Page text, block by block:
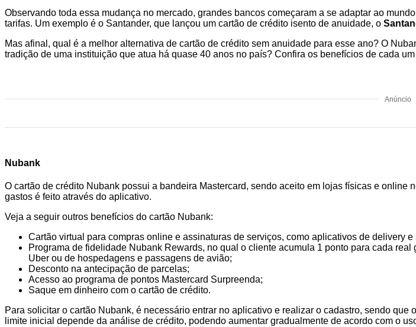
Observando toda essa mudança no mercado, grandes bancos começaram a se adaptar ao
tarifas. Um exemplo é o Santander, que lançou um cartão de crédito isento de anuidade, o
Mas afinal, qual é a melhor alternativa de cartão de crédito sem anuidade para esse ano? O
tradição de uma instituição que atua há quase 40 anos no país? Confira os benefícios de cada
Anúncio
Nubank
O cartão de crédito Nubank possui a bandeira Mastercard, sendo aceito em lojas físicas e
gastos é feito através do aplicativo.
Veja a seguir outros benefícios do cartão Nubank:
Cartão virtual para compras online e assinaturas de serviços, como aplicativos de delivery e
Programa de fidelidade Nubank Rewards, no qual o cliente acumula 1 ponto para cada
Uber ou de hospedagens e passagens de avião;
Desconto na antecipação de parcelas;
Acesso ao programa de pontos Mastercard Surpreenda;
Saque em dinheiro com o cartão de crédito.
Para solicitar o cartão Nubank, é necessário entrar no aplicativo e realizar o cadastro, sendo
limite inicial depende da análise de crédito, podendo aumentar gradualmente de acordo com o